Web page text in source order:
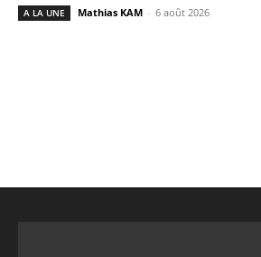
A LA UNE Mathias KAM - 6 août 2026